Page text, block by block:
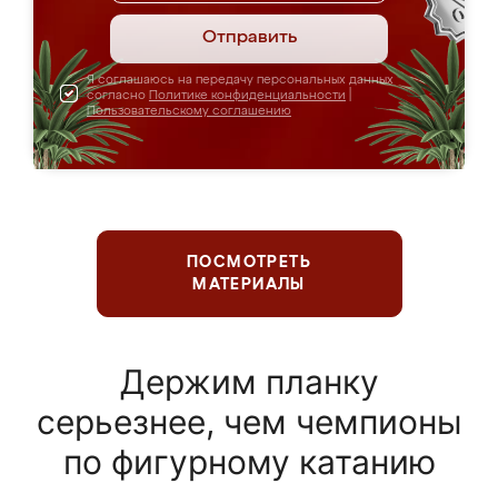
Отправить
Я соглашаюсь на передачу персональных данных
согласно Политике конфиденциальности
Пользовательскому соглашению
ПОСМОТРЕТЬ
МАТЕРИАЛЫ
Держим планку
серьезнее, чем чемпионы
по фигурному катанию